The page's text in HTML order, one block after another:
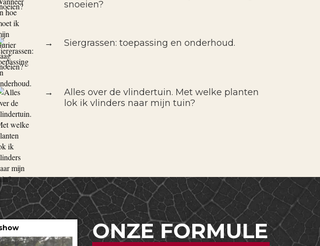
snoeien?
→ Siergrassen: toepassing en onderhoud.
→
Alles over de vlindertuin. Met welke planten
lok ik vlinders naar mijn tuin?
ONZE FORMULE